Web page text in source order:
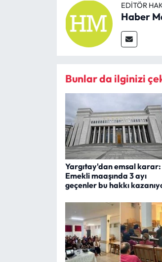
EDITÖR
Haber
Bunlar da ilginizi
Yargıtay'dan emsal karar:
Emekli maaşında 3 ayı
geçenler bu hakkı